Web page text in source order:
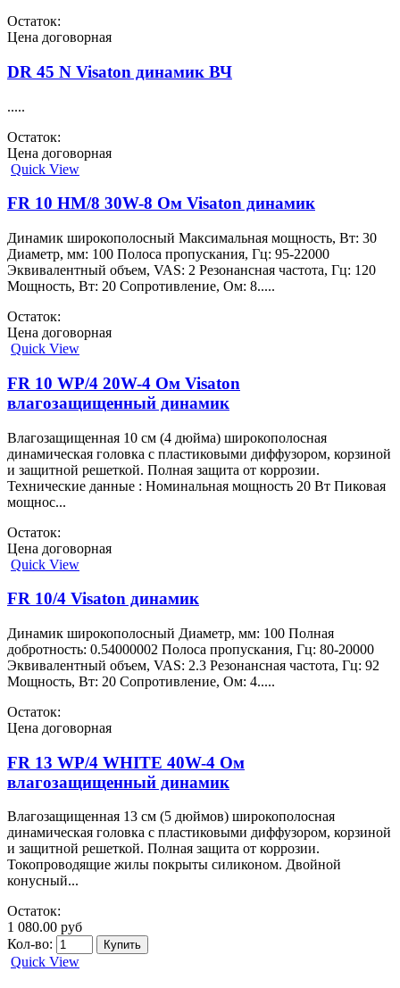
Остаток:
Цена договорная
DR 45 N Visaton динамик ВЧ
.....
Остаток:
Цена договорная
Quick View
FR 10 HM/8 30W-8 Ом Visaton динамик
Динамик широкополосный Максимальная мощность, Вт: 30
Диаметр, мм: 100 Полоса пропускания, Гц: 95-22000
Эквивалентный объем, VAS: 2 Резонансная частота, Гц: 120
Мощность, Вт: 20 Сопротивление, Ом: 8.....
Остаток:
Цена договорная
Quick View
FR 10 WP/4 20W-4 Ом Visaton
влагозащищенный динамик
Влагозащищенная 10 см (4 дюйма) широкополосная
динамическая головка с пластиковыми диффузором, корзиной
и защитной решеткой. Полная защита от коррозии.
Технические данные : Номинальная мощность 20 Вт Пиковая
мощнос...
Остаток:
Цена договорная
Quick View
FR 10/4 Visaton динамик
Динамик широкополосный Диаметр, мм: 100 Полная
добротность: 0.54000002 Полоса пропускания, Гц: 80-20000
Эквивалентный объем, VAS: 2.3 Резонансная частота, Гц: 92
Мощность, Вт: 20 Сопротивление, Ом: 4.....
Остаток:
Цена договорная
FR 13 WP/4 WHITE 40W-4 Ом
влагозащищенный динамик
Влагозащищенная 13 см (5 дюймов) широкополосная
динамическая головка с пластиковыми диффузором, корзиной
и защитной решеткой. Полная защита от коррозии.
Токопроводящие жилы покрыты силиконом. Двойной
конусный...
Остаток:
1 080.00 руб
Кол-во:
Quick View